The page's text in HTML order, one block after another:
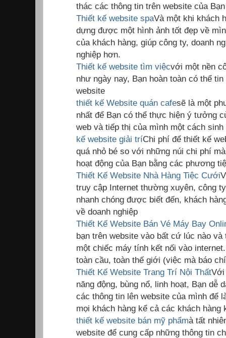
thác các thông tin trên website của Bạn
Thiết kế website spaVà một khi khách
dựng được một hình ảnh tốt đẹp về
của khách hàng, giúp công ty, doanh
nghiệp hơn.
Thiết kế website tìm việcvới một nền
như ngày nay, Bạn hoàn toàn có thể
website
thiết kế Website quán cafesẽ là một
nhất để Bạn có thể thực hiện ý tưởng
web và tiếp thị của mình một cách
kế website giải tríChi phí để thiết kế
quá nhỏ bé so với những núi chi phí
hoạt động của Bạn bằng các phương
Thiết Kế Website Nhà Hàng Tiệc Cưới
truy cập Internet thường xuyên, công
nhanh chóng được biết đến, khách
về doanh nghiệp
Thiết Kế Website Bán Vé Máy Bay
bạn trên website vào bất cứ lúc nào
một chiếc máy tính kết nối vào
toàn cầu, toàn thế giới (việc mà báo
Thiết Kế Website Trang Trí Nội ThấtVới
năng động, bùng nổ, linh hoạt, Bạn dễ
các thông tin lên website của mình để
mọi khách hàng kể cả các khách hàng
thiết kế website bán mỹ phẩmà tất
website để cung cấp những thông tin